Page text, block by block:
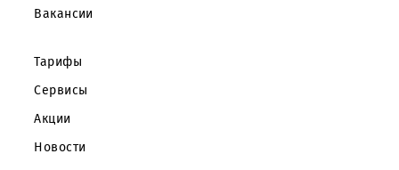
Корпоративным клиентам
Правовая информация
Публичная оферта